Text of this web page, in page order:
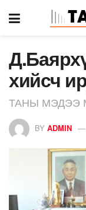
хийсч
ТАНЫ МЭДЭЭ
BY ADMIN